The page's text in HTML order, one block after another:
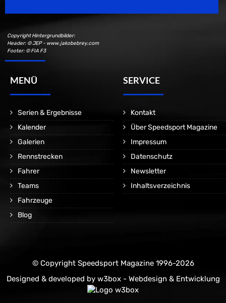
Copyright Hintergrundbilder:
Header: © JEP - www.jakobebrey.com
Footer: © FIA F3
MENÜ
Serien & Ergebnisse
Kalender
Galerien
Rennstrecken
Fahrer
Teams
Fahrzeuge
Blog
SERVICE
Kontakt
Über Speedsport Magazine
Impressum
Datenschutz
Newsletter
Inhaltsverzeichnis
© Copyright Speedsport Magazine 1996-2026
Designed & developed by w3box - Webdesign & Entwicklung